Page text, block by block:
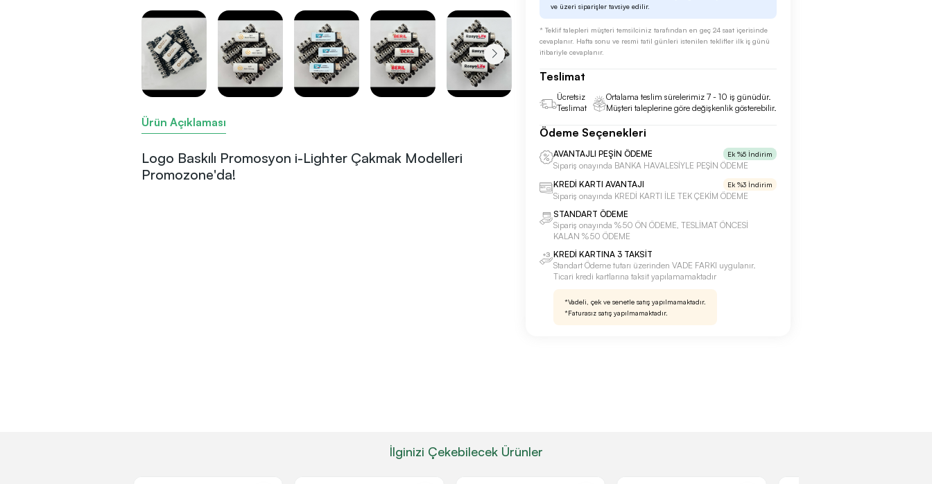
Ürün Açıklaması
Logo Baskılı Promosyon i-Lighter Çakmak Modelleri
Promozone'da!
ve üzeri siparişler tavsiye edilir.
* Teklif talepleri müşteri temsilciniz tarafından en geç 24 saat içerisinde
cevaplanır. Hafta sonu ve resmi tatil günleri istenilen teklifler ilk iş günü
itibariyle cevaplanır.
Teslimat
Ücretsiz
Teslimat
Ortalama teslim sürelerimiz 7 - 10 iş günüdür.
Müşteri taleplerine göre değişkenlik gösterebilir.
Ödeme Seçenekleri
AVANTAJLI PEŞİN ÖDEME Ek %5 İndirim
Sipariş onayında BANKA HAVALESİYLE PEŞİN ÖDEME
KREDİ KARTI AVANTAJI
Ek %3 İndirim
Sipariş onayında KREDİ KARTI İLE TEK ÇEKİM ÖDEME
STANDART ÖDEME
Sipariş onayında %50 ÖN ÖDEME, TESLİMAT ÖNCESİ
KALAN %50 ÖDEME
KREDİ KARTINA 3 TAKSİT
Standart Ödeme tutarı üzerinden VADE FARKI uygulanır.
Ticari kredi kartlarına taksit yapılamamaktadır
*Vadeli, çek ve senetle satış yapılmamaktadır.
*Faturasız satış yapılmamaktadır.
İlginizi Çekebilecek Ürünler